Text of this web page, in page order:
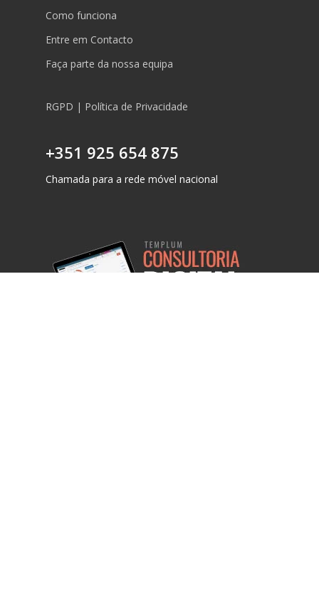
Como funciona
Entre em Contacto
Faça parte da nossa equipa
RGPD | Política de Privacidade
+351 925 654 875
Chamada para a rede móvel nacional